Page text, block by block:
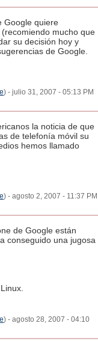
Google quiere
mucho que
su decisión hoy y
de Google.
) - julio 31, 2007 - 05:13 PM
la noticia de que
de telefonía móvil su
hemos llamado
) - agosto 2, 2007 - 11:37 PM
de Google están
conseguido una jugosa
) - agosto 28, 2007 - 04:10